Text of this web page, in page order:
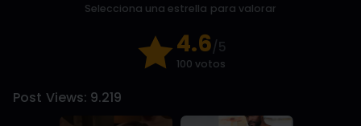
Selecciona una estrella para valorar
4.6/5
100 votos
Post Views: 9.219